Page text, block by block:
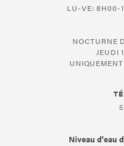
LU-VE: 8H00-
NOCTURNE
JEUDI
Niveau d'eau